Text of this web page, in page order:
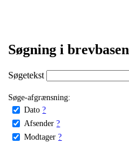
Søgning i brevbasen
Søgetekst
Søge-afgrænsning:
Dato ?
Afsender ?
Modtager ?